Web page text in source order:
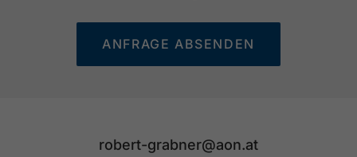
ANFRAGE ABSENDEN
robert-grabner@aon.at